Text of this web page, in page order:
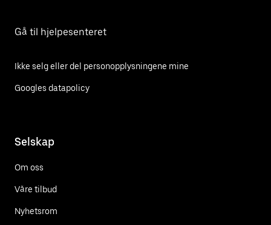
Gå til hjelpesenteret
Ikke selg eller del personopplysningene mine
Googles datapolicy
Selskap
Om oss
Våre tilbud
Nyhetsrom